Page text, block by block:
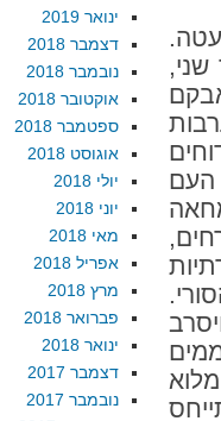
העם
ינואר 2019
דצמבר 2018
נובמבר 2018
אוקטובר 2018
ספטמבר 2018
אוגוסט 2018
יולי 2018
יוני 2018
מאי 2018
אפריל 2018
מרץ 2018
פברואר 2018
ינואר 2018
דצמבר 2017
נובמבר 2017